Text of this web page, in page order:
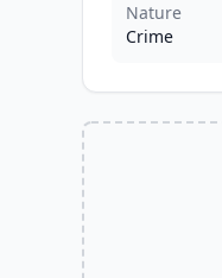
Nature
Crime